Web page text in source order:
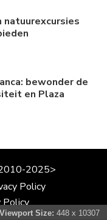
bewonder de
en Plaza
2025>
Policy
Policy
Viewport Size: 448 x 10307